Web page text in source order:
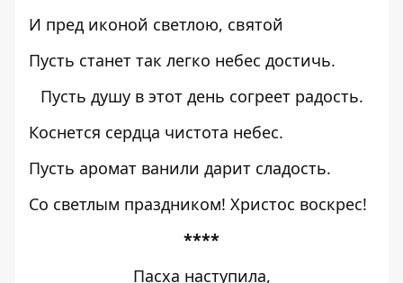
И пред иконой светлою, святой
Пусть станет так легко небес достичь.
Пусть душу в этот день согреет радость.
Коснется сердца чистота небес.
Пусть аромат ванили дарит сладость.
Со светлым праздником! Христос воскрес!
****
Пасха наступила,